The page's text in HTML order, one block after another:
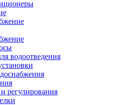
водоотведения
регулирования